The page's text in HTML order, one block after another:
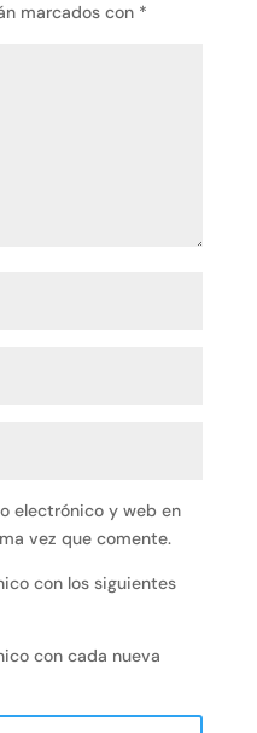
marcados con *
electrónico y web en
vez que comente.
con los siguientes
con cada nueva